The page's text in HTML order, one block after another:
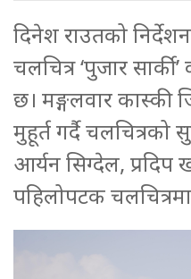
दिनेश राउतको
चलचित्र ‘पुजार
छ। मङ्गलवार कास्की
मुहूर्त गर्दै चलचित्रको
आर्यन सिग्देल,
पहिलोपटक